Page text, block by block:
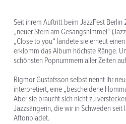
Seit ihrem Auftritt beim JazzFest
„neuer Stern am Gesangshimmel“
„Close to you“ landete sie erneut
erklomm das Album höchste Ränge.
schönsten Popnummern aller Zeiten
Rigmor Gustafsson selbst nennt ihr
interpretiert, eine „bescheidene
Aber sie braucht sich nicht zu
Jazzsängerin, die wir in Schweden
Aftonbladet.